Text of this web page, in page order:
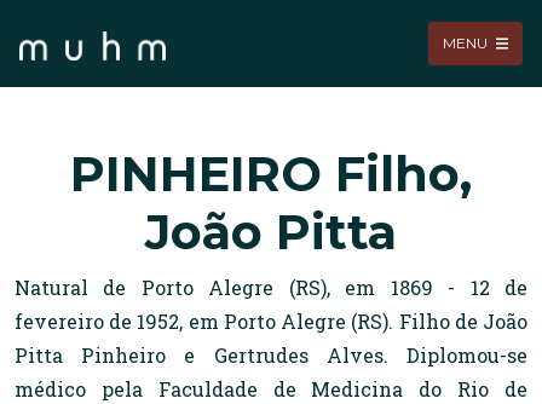
MENU
PINHEIRO Filho,
João Pitta
Natural de Porto Alegre (RS), em 1869 - 12 de
fevereiro de 1952, em Porto Alegre (RS). Filho de João
Pitta Pinheiro e Gertrudes Alves. Diplomou-se
médico pela Faculdade de Medicina do Rio de